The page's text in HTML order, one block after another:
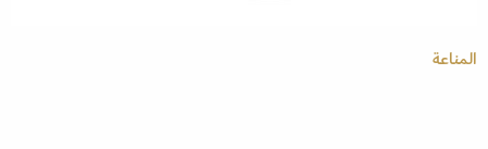
المناعة